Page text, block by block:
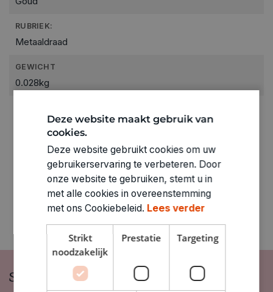
RUBRIEK:
Metaaldraad
GEWICHT
0.028kg
1860035
Schrijf je in op onze nieuwsbrief
Deze website maakt gebruik van
cookies.
Deze website gebruikt cookies om uw
gebruikerservaring te verbeteren. Door
onze website te gebruiken, stemt u in
met alle cookies in overeenstemming
met ons Cookiebeleid. Lees verder
Strikt
noodzakelijk
Prestatie Targeting